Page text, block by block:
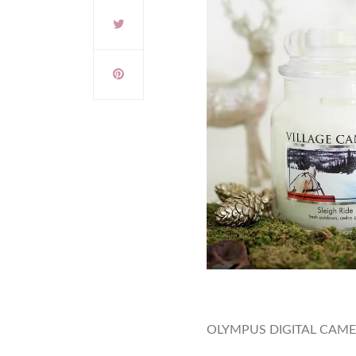
OLYMPUS DIGITAL